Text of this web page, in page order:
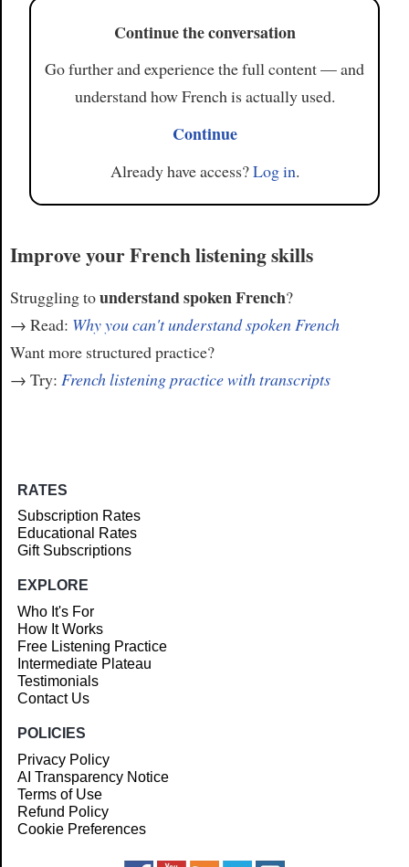
Continue the conversation
Go further and experience the full content — and
understand how French is actually used.
Continue
Already have access?Log in.
Improve your French listening skills
Struggling tounderstand spoken French?
→ Read: Why you can't understand spoken French
Want more structured practice?
→ Try: French listening practice with transcripts
RATES
Subscription Rates
Educational Rates
Gift Subscriptions
EXPLORE
Who It's For
How It Works
Free Listening Practice
Intermediate Plateau
Testimonials
Contact Us
POLICIES
Privacy Policy
AI Transparency Notice
Terms of Use
Refund Policy
Cookie Preferences